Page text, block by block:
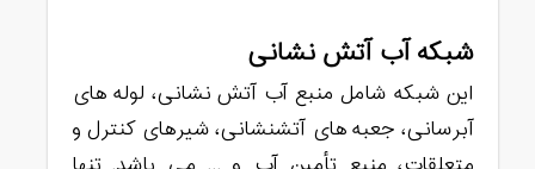
شبکه آب آتش نشانی
این شبکه شامل منبع آب آتش نشانی، لوله های
آبرسانی، جعبه های آتشنشانی، شیرهای کنترل و